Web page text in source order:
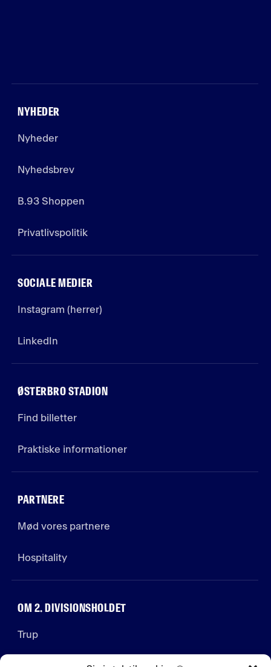
NYHEDER
Nyheder
Nyhedsbrev
B.93 Shoppen
Privatlivspolitik
SOCIALE MEDIER
Instagram (herrer)
LinkedIn
ØSTERBRO STADION
Find billetter
Praktiske informationer
PARTNERE
Mød vores partnere
Hospitality
OM 2. DIVISIONSHOLDET
Trup